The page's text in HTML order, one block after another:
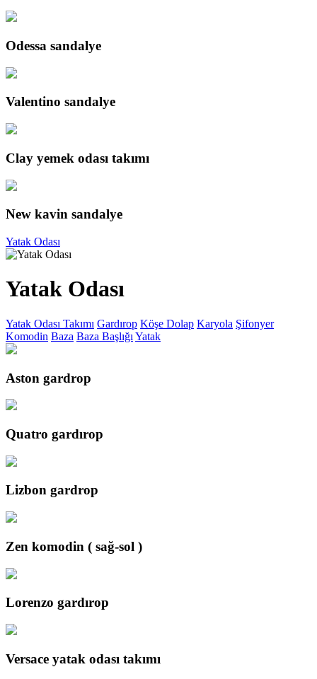
Odessa sandalye
Valentino sandalye
Clay yemek odası takımı
New kavin sandalye
Yatak Odası
Yatak Odası
Yatak Odası Takımı Gardırop Köşe Dolap Karyola Şifonyer
Komodin Baza Baza Başlığı Yatak
Aston gardrop
Quatro gardırop
Lizbon gardrop
Zen komodin ( sağ-sol )
Lorenzo gardırop
Versace yatak odası takımı